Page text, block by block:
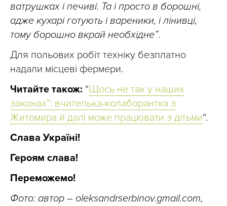
ватрушках і печиві. Та і просто в борошні,
адже кухарі готують і вареники, і лінивці,
тому борошно вкрай необхідне”.
Для польових робіт техніку безплатно
надали місцеві фермери.
Читайте також: “Щось не так у наших
законах”: вчителька-колаборантка з
Житомира й далі може працювати з дітьми“.
Слава Україні!
Героям слава!
Переможемо!
Фото: автор – oleksandrserbinov.gmail.com,